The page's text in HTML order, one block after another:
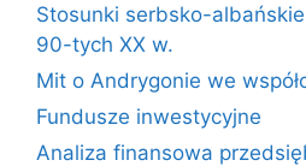
Stosunki serbsko-
90-tych XX w.
Mit o Andrygonie we
Fundusze inwestycyjne
Analiza finansowa